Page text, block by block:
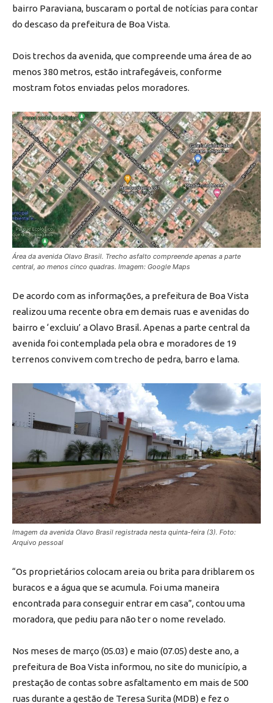
bairro Paraviana, buscaram o portal de notícias para contar
do descaso da prefeitura de Boa Vista.
Dois trechos da avenida, que compreende uma área de ao
menos 380 metros, estão intrafegáveis, conforme
mostram fotos enviadas pelos moradores.
Área da avenida Olavo Brasil. Trecho asfalto compreende apenas a parte
central, ao menos cinco quadras. Imagem: Google Maps
De acordo com as informações, a prefeitura de Boa Vista
realizou uma recente obra em demais ruas e avenidas do
bairro e ‘excluiu’ a Olavo Brasil. Apenas a parte central da
avenida foi contemplada pela obra e moradores de 19
terrenos convivem com trecho de pedra, barro e lama.
Imagem da avenida Olavo Brasil registrada nesta quinta-feira (3). Foto:
Arquivo pessoal
“Os proprietários colocam areia ou brita para driblarem os
buracos e a água que se acumula. Foi uma maneira
encontrada para conseguir entrar em casa”, contou uma
moradora, que pediu para não ter o nome revelado.
Nos meses de março (05.03) e maio (07.05) deste ano, a
prefeitura de Boa Vista informou, no site do município, a
prestação de contas sobre asfaltamento em mais de 500
ruas durante a gestão de Teresa Surita (MDB) e fez o